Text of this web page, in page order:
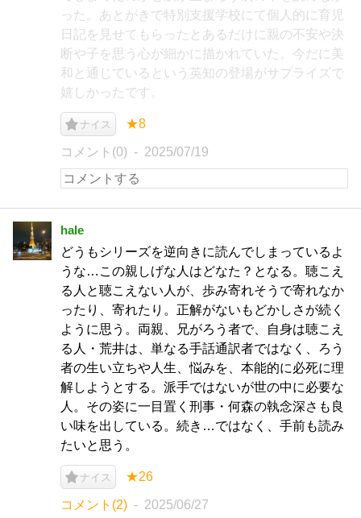
った。あとがきで特別支援学校にて個人的に育児
日記を見せてもらったとあるだけに親の不安や決
断や子を思う心が細かに描かれていた。今だに美
和と通じているという英知の登場がサプライズで
嬉しかったです。
ナイス ★8
コメント(0) 2025/07/19
hale
どうもシリーズを逆向きに読んでしまっているよ
うな…この親しげな人はどなた？となる。聴こえ
る人と聴こえない人が、歩み寄れそうで寄れなか
ったり、寄れたり。正解がないもどかしさが続く
ように思う。両親、兄がろう者で、自身は聴こえ
る人・荒井は、単なる手話通訳者ではなく、ろう
者の生い立ちや人生、悩みを、本能的に必死に理
解しようとする。派手ではないが世の中に必要な
人。その姿に一目置く刑事・何森の執念深さも良
い味を出している。続き…ではなく、手前も読み
たいと思う。
ナイス ★26
コメント(2) 2025/06/27